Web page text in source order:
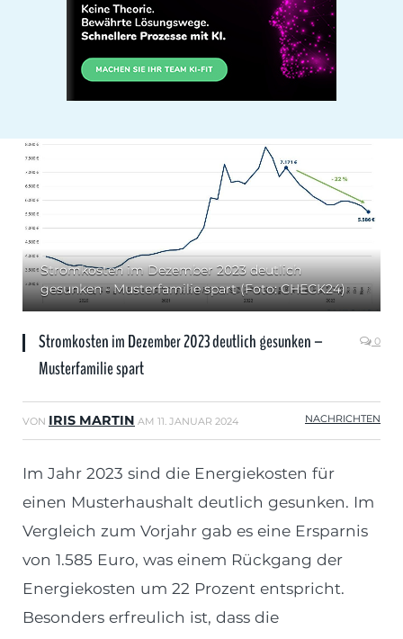
Stromkosten im Dezember 2023 deutlich
gesunken - Musterfamilie spart (Foto: CHECK24)
Stromkosten im Dezember 2023 deutlich gesunken –
Musterfamilie spart
0
VON IRIS MARTIN AM 11. JANUAR 2024 NACHRICHTEN
Im Jahr 2023 sind die Energiekosten für
einen Musterhaushalt deutlich gesunken. Im
Vergleich zum Vorjahr gab es eine Ersparnis
von 1.585 Euro, was einem Rückgang der
Energiekosten um 22 Prozent entspricht.
Besonders erfreulich ist, dass die